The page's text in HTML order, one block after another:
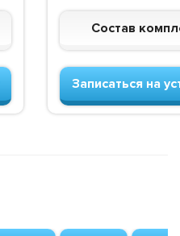
Состав
Записаться на